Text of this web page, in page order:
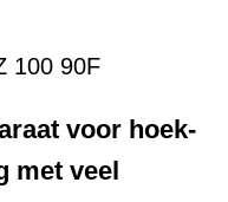
100 90F
voor hoek-
met veel